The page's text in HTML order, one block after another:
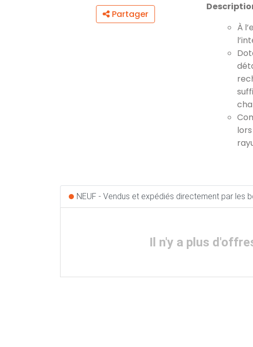
Partager
À
NEUF - Vendus et expédiés directement par les
Il n'y a plus